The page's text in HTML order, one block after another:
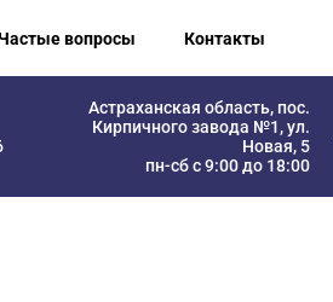
Частые вопросы Контакты
Астраханская область, пос.
Кирпичного завода №1, ул.
Новая, 5
пн-сб с 9:00 до 18:00